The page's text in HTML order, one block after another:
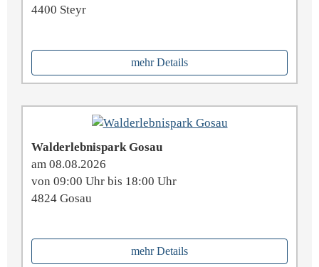
4400 Steyr
mehr Details
Walderlebnispark Gosau
am 08.08.2026
von 09:00 Uhr bis 18:00 Uhr
4824 Gosau
mehr Details